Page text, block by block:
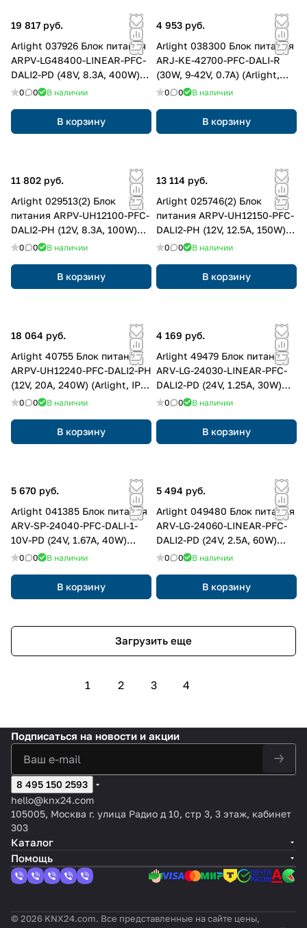
19 817 руб.
Arlight 037926 Блок питания
ARPV-LG48400-LINEAR-PFC-
DALI2-PD (48V, 8.3A, 400W)
(Arlight, IP67 Металл, 5 лет)
0 0 В наличии
В корзину
4 953 руб.
Arlight 038300 Блок питания
ARJ-KE-42700-PFC-DALI-R
(30W, 9-42V, 0.7A) (Arlight,
IP20 Пластик, 3 года)
0 0 В наличии
В корзину
11 802 руб.
Arlight 029513(2) Блок
питания ARPV-UH12100-PFC-
DALI2-PH (12V, 8.3A, 100W)
(Arlight, IP67 Металл, 7 лет)
0 0 В наличии
В корзину
13 114 руб.
Arlight 025746(2) Блок
питания ARPV-UH12150-PFC-
DALI2-PH (12V, 12.5A, 150W)
(Arlight, IP67 Металл, 7 лет)
0 0 В наличии
В корзину
18 064 руб.
Arlight 40755 Блок питания
ARPV-UH12240-PFC-DALI2-PH
(12V, 20A, 240W) (Arlight, IP67
Металл, 7 лет)
0 0 В наличии
В корзину
4 169 руб.
Arlight 49479 Блок питания
ARV-LG-24030-LINEAR-PFC-
DALI2-PD (24V, 1.25A, 30W)
(Arlight, IP20 Металл, 5 лет)
0 0 В наличии
В корзину
5 670 руб.
Arlight 041385 Блок питания
ARV-SP-24040-PFC-DALI-1-
10V-PD (24V, 1.67A, 40W)
(Arlight, IP20 Пластик, 5 лет)
0 0 В наличии
В корзину
5 494 руб.
Arlight 049480 Блок питания
ARV-LG-24060-LINEAR-PFC-
DALI2-PD (24V, 2.5A, 60W)
(Arlight, IP20 Металл, 5 лет)
0 0 В наличии
В корзину
Загрузить еще
1 2 3 4
Подписаться на новости и акции
8 495 150 2593
hello@knx24.com
105005, Москва г. улица Радио д 10, стр 3, 3 этаж, кабинет
303
Каталог
Помощь
© 2026 KNX24.com. Все представленные на сайте цены,